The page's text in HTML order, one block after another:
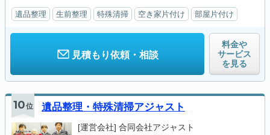
遺品整理 生前整理 特殊清掃 空き家片付け 部屋片付け
見積もり依頼・相談
料金や
サービス
を見る
10位 遺品整理・特殊清掃アジャスト
[運営会社] 合同会社アジャスト